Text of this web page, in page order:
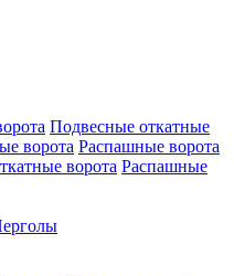
Подвесные откатные
ворота Распашные ворота
ворота Распашные